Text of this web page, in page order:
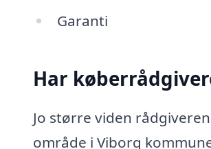
Garanti
Har
Jo større viden
område i Viborg